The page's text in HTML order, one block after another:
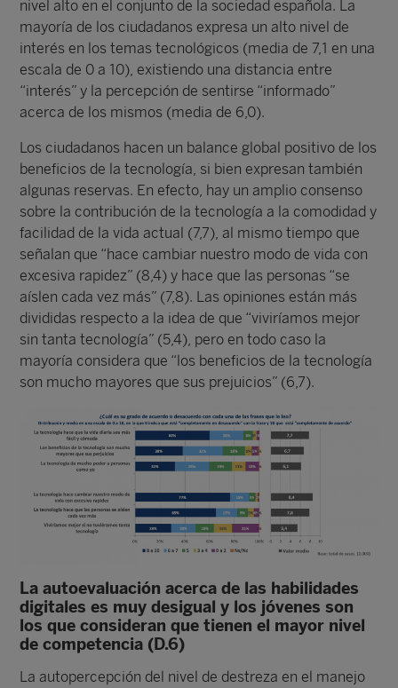
nivel alto en el conjunto de la sociedad española. La
mayoría de los ciudadanos expresa un alto nivel de
interés en los temas tecnológicos (media de 7,1 en una
escala de 0 a 10), existiendo una distancia entre
“interés” y la percepción de sentirse “informado”
acerca de los mismos (media de 6,0).
Los ciudadanos hacen un balance global positivo de los
beneficios de la tecnología, si bien expresan también
algunas reservas. En efecto, hay un amplio consenso
sobre la contribución de la tecnología a la comodidad y
facilidad de la vida actual (7,7), al mismo tiempo que
señalan que “hace cambiar nuestro modo de vida con
excesiva rapidez” (8,4) y hace que las personas “se
aíslen cada vez más” (7,8). Las opiniones están más
divididas respecto a la idea de que “viviríamos mejor
sin tanta tecnología” (5,4), pero en todo caso la
mayoría considera que “los beneficios de la tecnología
son mucho mayores que sus prejuicios” (6,7).
La autoevaluación acerca de las habilidades
digitales es muy desigual y los jóvenes son
los que consideran que tienen el mayor nivel
de competencia (D.6)
La autopercepción del nivel de destreza en el manejo